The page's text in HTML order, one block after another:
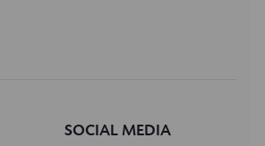
SOCIAL MEDIA